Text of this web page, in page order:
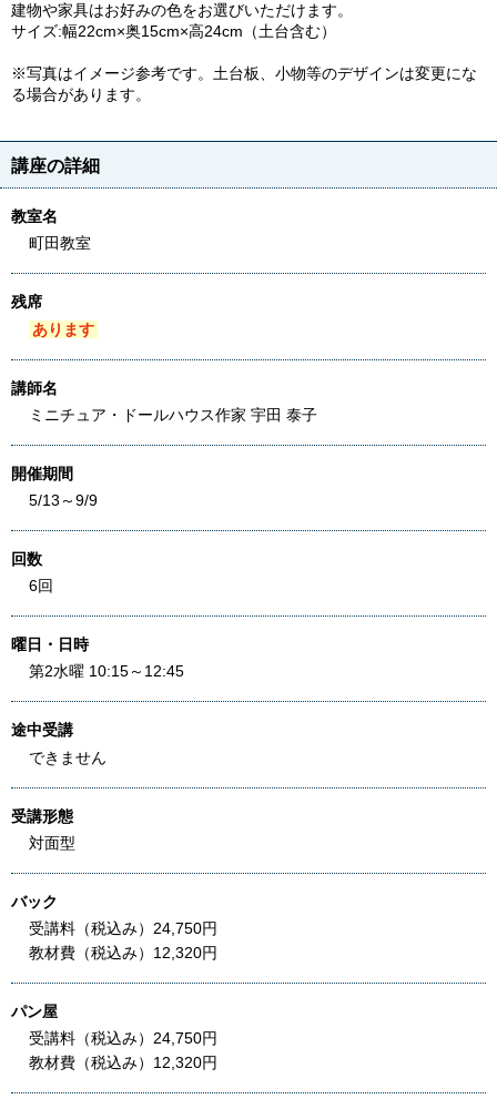
建物や家具はお好みの色をお選びいただけます。
サイズ:幅22cm×奥15cm×高24cm（土台含む）
※写真はイメージ参考です。土台板、小物等のデザインは変更にな
る場合があります。
講座の詳細
教室名
町田教室
残席
あります
講師名
ミニチュア・ドールハウス作家 宇田 泰子
開催期間
5/13～9/9
回数
6回
曜日・日時
第2水曜 10:15～12:45
途中受講
できません
受講形態
対面型
バック
受講料（税込み）24,750円
教材費（税込み）12,320円
パン屋
受講料（税込み）24,750円
教材費（税込み）12,320円